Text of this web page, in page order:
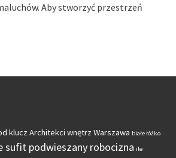
Aby stworzyć przestrzeń
klucz Architekci wnętrz Warszawa białe łóżko
sufit podwieszany robocizna ile